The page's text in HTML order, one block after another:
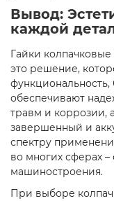
Вывод:
каждой
Гайки колпачковые
это решение,
функциональность,
обеспечивают
травм и коррозии,
завершенный и
спектру
во многих сферах
машиностроения.
При выборе